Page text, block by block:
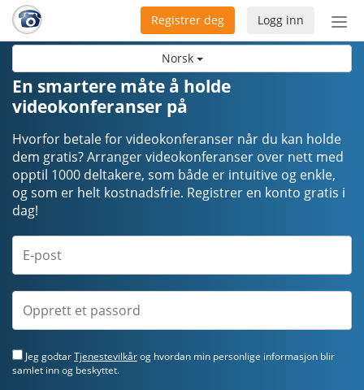
Norsk
Bytt
Logg inn
Registrer deg
En smartere måte å holde
videokonferanser på
Hvorfor betale for videokonferanser når du kan holde
dem gratis? Arranger videokonferanser over nett med
opptil 1000 deltakere, som både er intuitive og enkle,
og som er helt kostnadsfrie. Registrer en konto gratis i
dag!
Jeg godtarTjenestevilkårog hvordan min personlige informasjon blir
samlet inn og beskyttet.